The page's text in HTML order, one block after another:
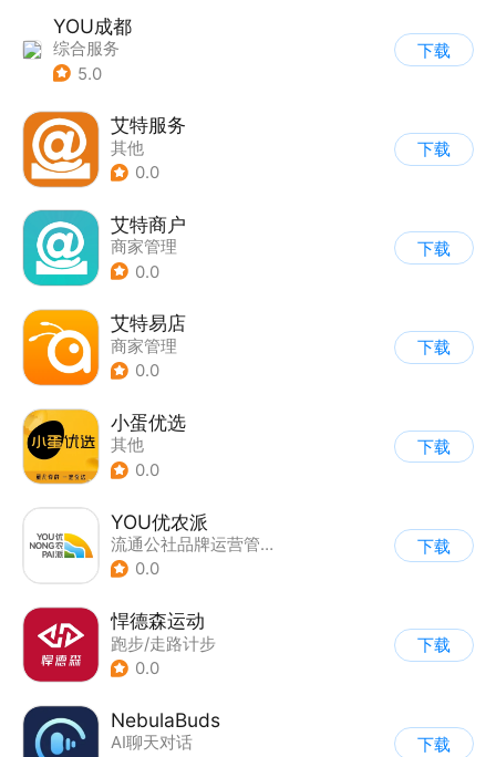
YOU成都
综合服务
5.0
下载
艾特服务
其他
0.0
下载
艾特商户
商家管理
0.0
下载
艾特易店
商家管理
0.0
下载
小蛋优选
其他
0.0
下载
YOU优农派
流通公社品牌运营管理（湖南）有限公司
0.0
下载
悍德森运动
跑步/走路计步
0.0
下载
NebulaBuds
AI聊天对话
下载